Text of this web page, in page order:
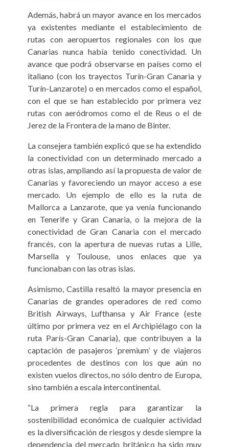
Además, habrá un mayor avance en los mercados
ya existentes mediante el establecimiento de
rutas con aeropuertos regionales con los que
Canarias nunca había tenido conectividad. Un
avance que podrá observarse en países como el
italiano (con los trayectos Turín-Gran Canaria y
Turín-Lanzarote) o en mercados como el español,
con el que se han establecido por primera vez
rutas con aeródromos como el de Reus o el de
Jerez de la Frontera de la mano de Binter.
La consejera también explicó que se ha extendido
la conectividad con un determinado mercado a
otras islas, ampliando así la propuesta de valor de
Canarias y favoreciendo un mayor acceso a ese
mercado. Un ejemplo de ello es la ruta de
Mallorca a Lanzarote, que ya venía funcionando
en Tenerife y Gran Canaria, o la mejora de la
conectividad de Gran Canaria con el mercado
francés, con la apertura de nuevas rutas a Lille,
Marsella y Toulouse, unos enlaces que ya
funcionaban con las otras islas.
Asimismo, Castilla resaltó la mayor presencia en
Canarias de grandes operadores de red como
British Airways, Lufthansa y Air France (este
último por primera vez en el Archipiélago con la
ruta París-Gran Canaria), que contribuyen a la
captación de pasajeros ‘premium’ y de viajeros
procedentes de destinos con los que aún no
existen vuelos directos, no sólo dentro de Europa,
sino también a escala intercontinental.
“La primera regla para garantizar la
sostenibilidad económica de cualquier actividad
es la diversificación de riesgos y desde siempre la
dependencia del mercado británico ha sido muy